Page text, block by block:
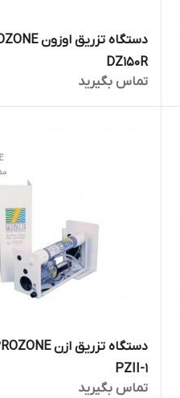
DZ150R
تماس بگیرید
PZII-1
تماس بگیرید